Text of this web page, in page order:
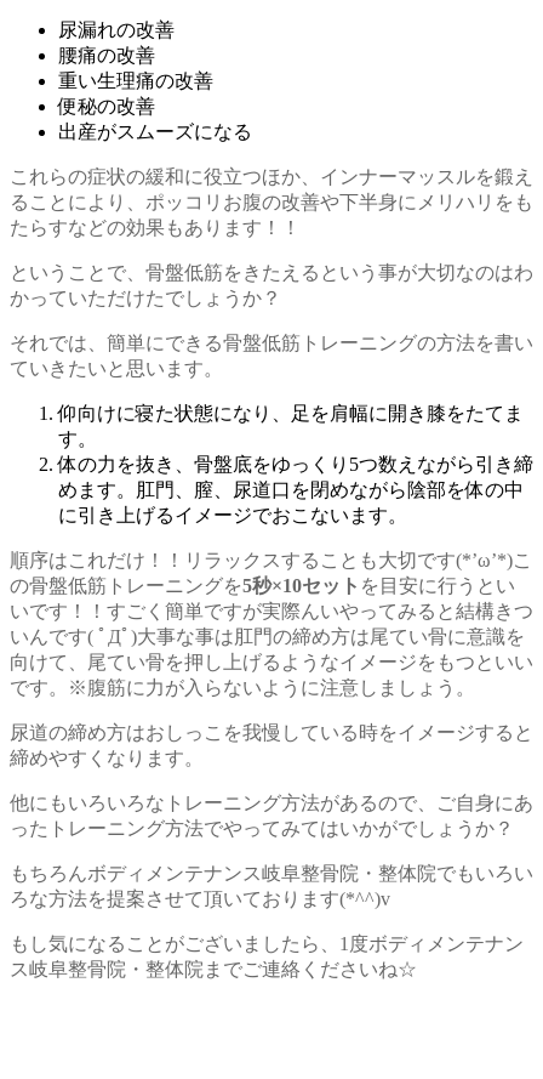
尿漏れの改善
腰痛の改善
重い生理痛の改善
便秘の改善
出産がスムーズになる
これらの症状の緩和に役立つほか、インナーマッスルを鍛え
ることにより、ポッコリお腹の改善や下半身にメリハリをも
たらすなどの効果もあります！！
ということで、骨盤低筋をきたえるという事が大切なのはわ
かっていただけたでしょうか？
それでは、簡単にできる骨盤低筋トレーニングの方法を書い
ていきたいと思います。
仰向けに寝た状態になり、足を肩幅に開き膝をたてま
す。
体の力を抜き、骨盤底をゆっくり5つ数えながら引き締
めます。肛門、膣、尿道口を閉めながら陰部を体の中
に引き上げるイメージでおこないます。
順序はこれだけ！！リラックスすることも大切です(*’ω’*)こ
の骨盤低筋トレーニングを5秒×10セット を目安に行うとい
いです！！すごく簡単ですが実際んいやってみると結構きつ
いんです( ﾟДﾟ)大事な事は肛門の締め方は尾てい骨に意識を
向けて、尾てい骨を押し上げるようなイメージをもつといい
です。※腹筋に力が入らないように注意しましょう。
尿道の締め方はおしっこを我慢している時をイメージすると
締めやすくなります。
他にもいろいろなトレーニング方法があるので、ご自身にあ
ったトレーニング方法でやってみてはいかがでしょうか？
もちろんボディメンテナンス岐阜整骨院・整体院でもいろい
ろな方法を提案させて頂いております(*^^)v
もし気になることがございましたら、1度ボディメンテナン
ス岐阜整骨院・整体院までご連絡くださいね☆